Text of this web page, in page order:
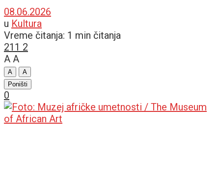
08.06.2026
u Kultura
Vreme čitanja: 1 min čitanja
211 2
A A
A
A
Poništi
0